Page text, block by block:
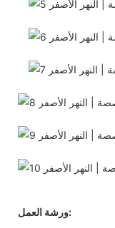
ورشة العمل: